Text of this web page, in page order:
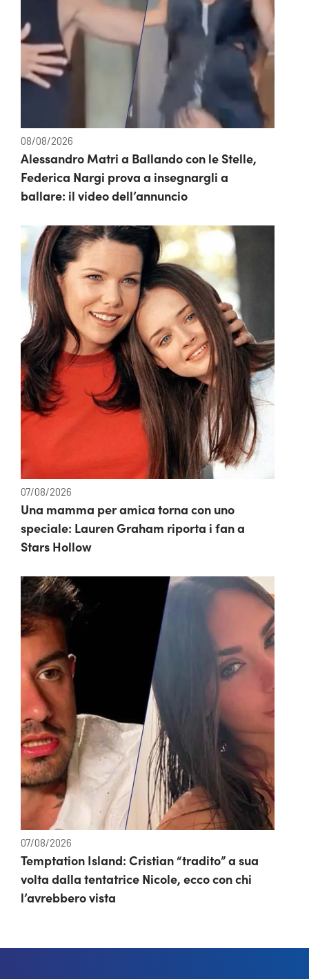
08/08/2026
Alessandro Matri a Ballando con le Stelle,
Federica Nargi prova a insegnargli a
ballare: il video dell’annuncio
07/08/2026
Una mamma per amica torna con uno
speciale: Lauren Graham riporta i fan a
Stars Hollow
07/08/2026
Temptation Island: Cristian “tradito” a sua
volta dalla tentatrice Nicole, ecco con chi
l’avrebbero vista